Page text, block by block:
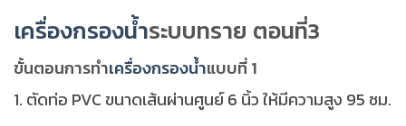
เครื่องกรองน้ำระบบทราย ตอนที่3
ขั้นตอนการทำเครื่องกรองน้ำแบบที่ 1
1. ตัดท่อ PVC ขนาดเส้นผ่านศูนย์ 6 นิ้ว ให้มีความสูง 95 ซม.